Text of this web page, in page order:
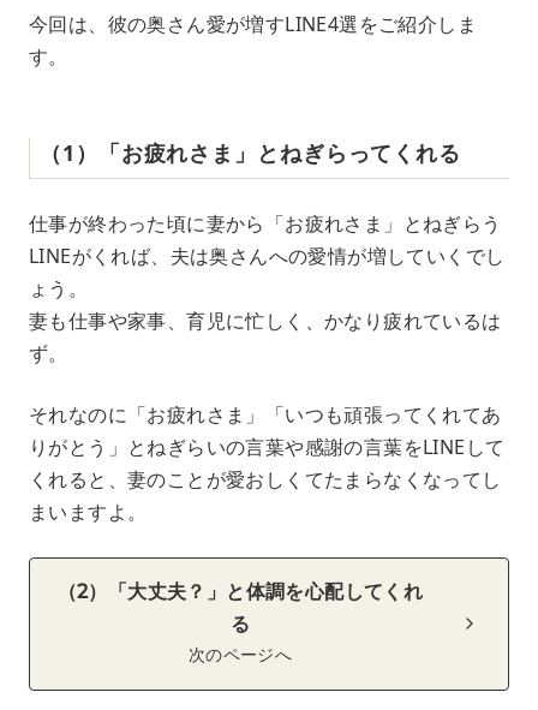
今回は、彼の奥さん愛が増すLINE4選をご紹介しま
す。
（1）「お疲れさま」とねぎらってくれる
仕事が終わった頃に妻から「お疲れさま」とねぎらう
LINEがくれば、夫は奥さんへの愛情が増していくでし
ょう。
妻も仕事や家事、育児に忙しく、かなり疲れているは
ず。
それなのに「お疲れさま」「いつも頑張ってくれてあ
りがとう」とねぎらいの言葉や感謝の言葉をLINEして
くれると、妻のことが愛おしくてたまらなくなってし
まいますよ。
（2）「大丈夫？」と体調を心配してくれ
る
次のページへ